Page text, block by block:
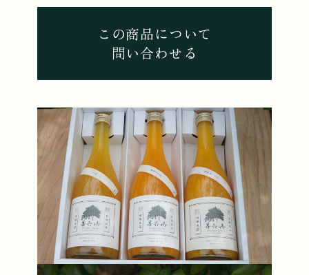
この商品について
問い合わせる